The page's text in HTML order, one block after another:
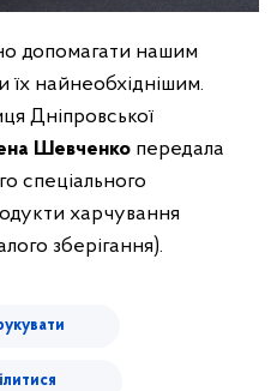
допомагати нашим
найнеобхіднішим.
Дніпровської
Шевченко передала
спеціального
харчування
зберігання).